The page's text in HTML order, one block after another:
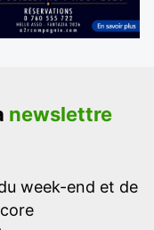
newslettre
week-end et de